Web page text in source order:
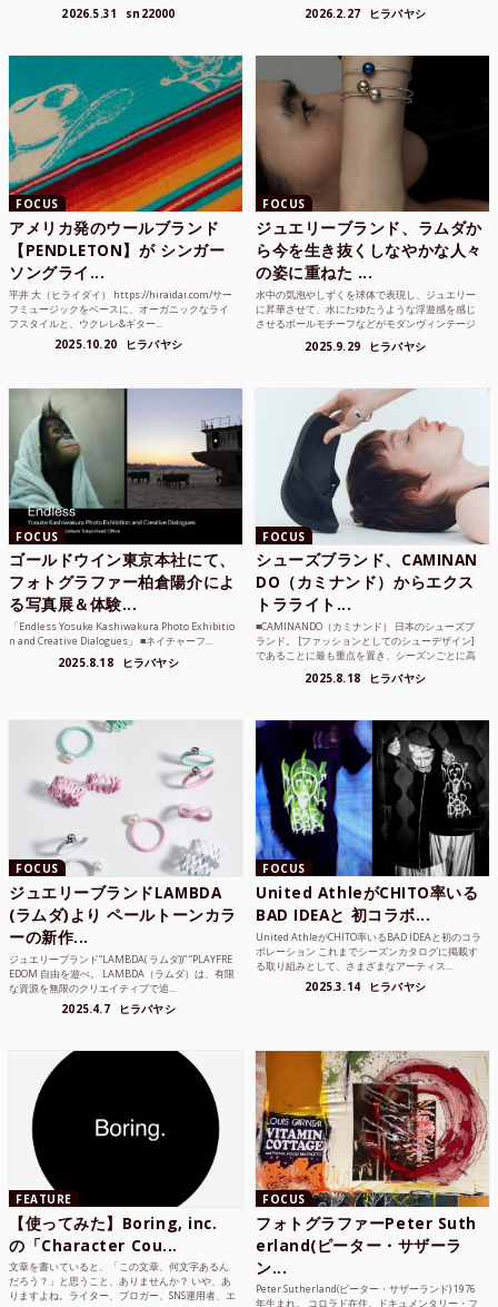
2026.5.31 sn22000 2026.2.27 ヒラバヤシ
FOCUS
アメリカ発のウールブランド
【PENDLETON】が シンガー
ソングライ...
平井 大（ヒライダイ） https://hiraidai.com/サー
フミュージックをベースに、オーガニックなライ
フスタイルと、ウクレレ&ギター...
2025.10.20 ヒラバヤシ
FOCUS
ジュエリーブランド、ラムダか
ら今を生き抜くしなやかな人々
の姿に重ねた ...
水中の気泡やしずくを球体で表現し、ジュエリー
に昇華させて、水にたゆたうような浮遊感を感じ
させるボールモチーフなどがモダンヴィンテージ
2025.9.29 ヒラバヤシ
FOCUS
ゴールドウイン東京本社にて、
フォトグラファー柏倉陽介によ
る写真展＆体験...
「Endless Yosuke Kashiwakura Photo Exhibitio
n and Creative Dialogues」 ■ネイチャーフ...
2025.8.18 ヒラバヤシ
FOCUS
シューズブランド、CAMINAN
DO（カミナンド）からエクス
トラライト...
■CAMINANDO（カミナンド） 日本のシューズブ
ランド。 [ファッションとしてのシューデザイン]
であることに最も重点を置き、シーズンごとに高
2025.8.18 ヒラバヤシ
FOCUS
ジュエリーブランドLAMBDA
(ラムダ)より ペールトーンカラ
ーの新作...
ジュエリーブランド“LAMBDA( ラムダ))” “PLAYFRE
EDOM 自由を遊べ。 LAMBDA（ラムダ）は、有限
な資源を無限のクリエイティブで追...
2025.4.7 ヒラバヤシ
FOCUS
United AthleがCHITO率いる
BAD IDEAと 初コラボ...
United AthleがCHITO率いるBAD IDEAと初のコラ
ボレーション これまでシーズンカタログに掲載す
る取り組みとして、さまざまなアーティス...
2025.3.14 ヒラバヤシ
FEATURE
【使ってみた】Boring, inc.
の「Character Cou...
文章を書いていると、「この文章、何文字あるん
だろう？」と思うこと、ありませんか？ いや、あ
りますよね。ライター、ブロガー、SNS運用者、エ
FOCUS
フォトグラファーPeter Suth
erland(ピーター・サザーラ
ン...
Peter Sutherland(ピーター・サザーランド) 1976
年生まれ。 コロラド在住。ドキュメンタリー・フ